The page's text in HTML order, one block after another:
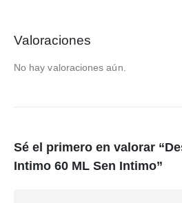
Valoraciones
No hay valoraciones aún.
Sé el primero en valorar
Intimo 60 ML Sen Intimo”